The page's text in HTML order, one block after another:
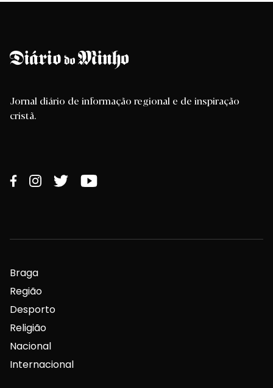
Jornal diário de informação regional e de inspiração
cristã.
Braga
Região
Desporto
Religião
Nacional
Internacional